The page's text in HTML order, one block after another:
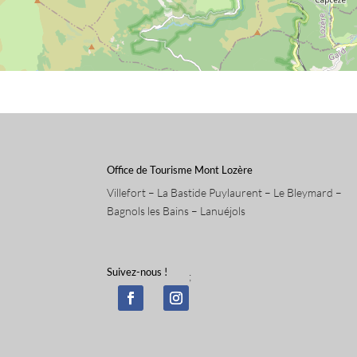
Office de Tourisme Mont Lozère
Villefort – La Bastide Puylaurent – Le Bleymard –
Bagnols les Bains – Lanuéjols
Suivez-nous ! ;